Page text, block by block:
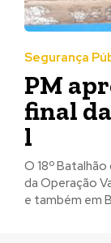
Segurança
PM
final
l
O 18º
da Operação
e também em